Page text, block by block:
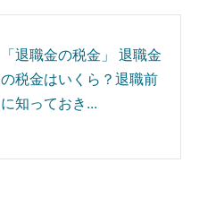
「退職金の税金」 退職金
の税金はいくら？退職前
に知っておき...